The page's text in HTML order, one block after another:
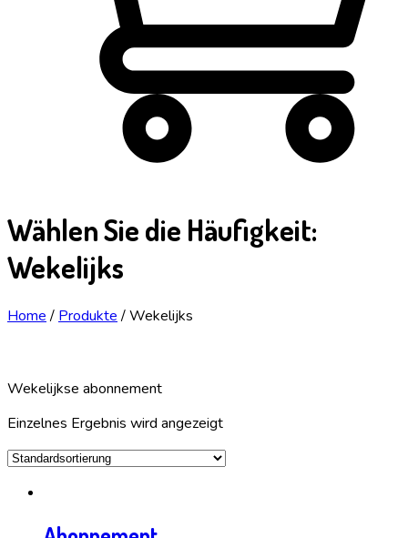
Wählen Sie die Häufigkeit:
Wekelijks
Home/ Produkte/Wekelijks
Wekelijkse abonnement
Einzelnes Ergebnis wird angezeigt